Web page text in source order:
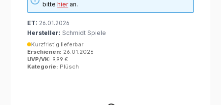
bittehieran.
ET: 26.01.2026
Hersteller: Schmidt Spiele
Kurzfristig lieferbar
Erschienen: 26.01.2026
UVP/VK: 9,99 €
Kategorie: Plüsch